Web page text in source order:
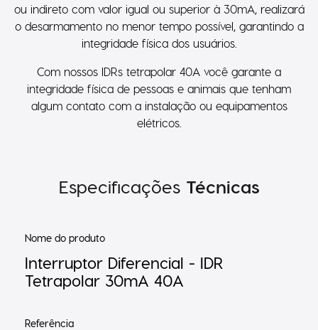
ou indireto com valor igual ou superior à 30mA, realizará
o desarmamento no menor tempo possível, garantindo a
integridade física dos usuários.
Com nossos IDRs tetrapolar 40A você garante a
integridade física de pessoas e animais que tenham
algum contato com a instalação ou equipamentos
elétricos.
Especificações Técnicas
Nome do produto
Interruptor Diferencial - IDR
Tetrapolar 30mA 40A
Referência